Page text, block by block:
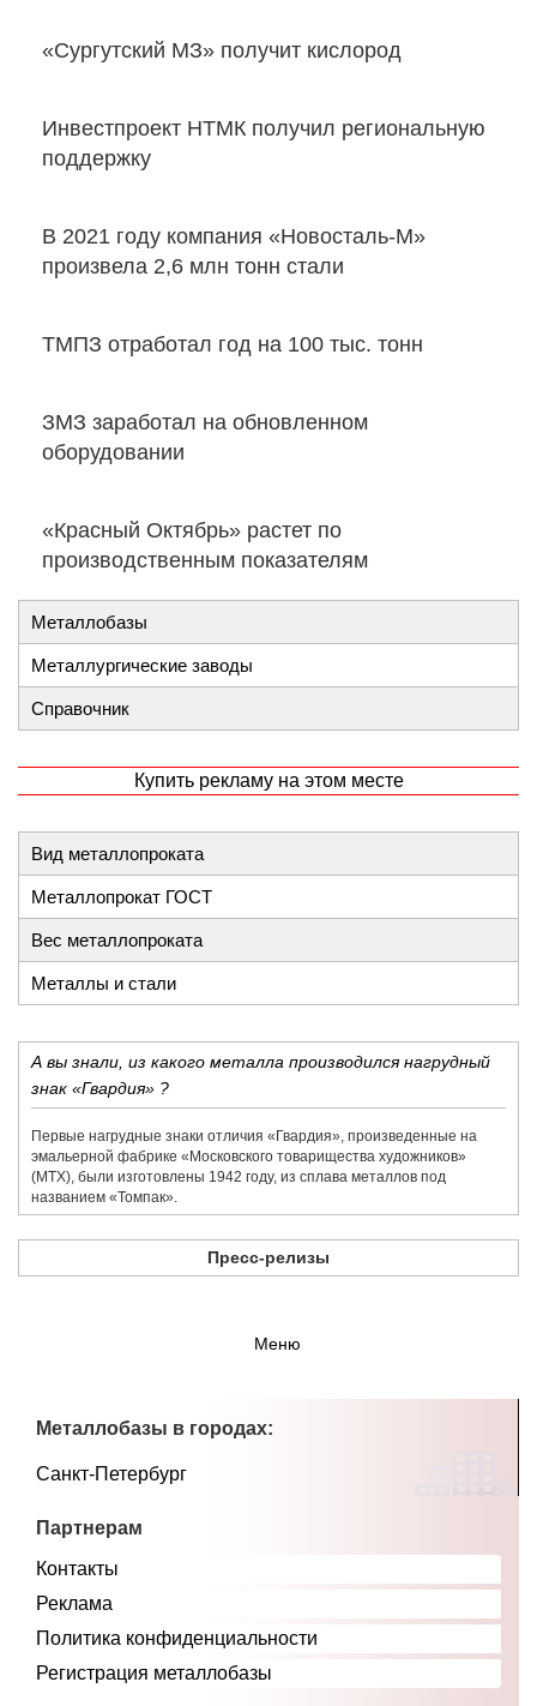
«Сургутский МЗ» получит кислород
Инвестпроект НТМК получил региональную
поддержку
В 2021 году компания «Новосталь-М»
произвела 2,6 млн тонн стали
ТМПЗ отработал год на 100 тыс. тонн
ЗМЗ заработал на обновленном
оборудовании
«Красный Октябрь» растет по
производственным показателям
Металлобазы
Металлургические заводы
Справочник
Купить рекламу на этом месте
Вид металлопроката
Металлопрокат ГОСТ
Вес металлопроката
Металлы и стали
А вы знали, из какого металла производился нагрудный
знак «Гвардия» ?
Первые нагрудные знаки отличия «Гвардия», произведенные на
эмальерной фабрике «​Московского товарищества художников»​
(МТХ), были изготовлены 1942 году, из сплава металлов под
названием «​Томпак».
Пресс-релизы
Меню
Металлобазы в городах:
Санкт-Петербург
Партнерам
Контакты
Реклама
Политика конфиденциальности
Регистрация металлобазы